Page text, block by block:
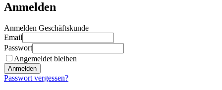
Anmelden
Anmelden Geschäftskunde
Email
Passwort
Angemeldet bleiben
Anmelden
Passwort vergessen?